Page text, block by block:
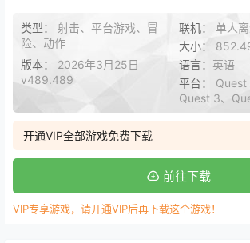
类型： 射击、平台游戏、冒
险、动作
联机： 单人
大小：
版本： 2026年3月25日
v489.489
语言： 英语
平台： Quest
Quest 3、
开通VIP全部游戏免费下载
前往下载
VIP专享游戏，请开通VIP后再下载这个游戏！